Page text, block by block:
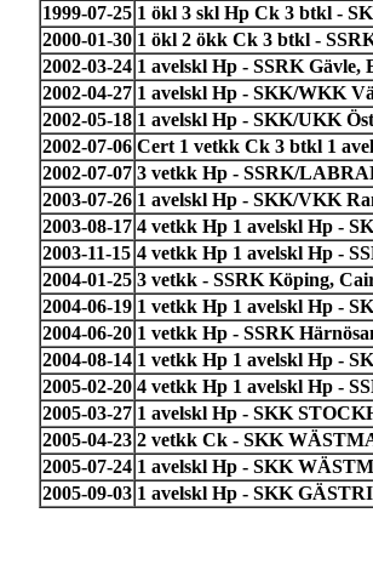
1999-07-25 1 ökl 3 skl Hp Ck 3 btkl -
2000-01-30 1 ökl 2 ökk Ck 3 btkl -
2002-03-24 1 avelskl Hp - SSRK Gävle,
2002-04-27 1 avelskl Hp - SKK/WKK
2002-05-18 1 avelskl Hp - SKK/UKK
2002-07-06 Cert 1 vetkk Ck 3 btkl 1
2002-07-07 3 vetkk Hp - SSRK/
2003-07-26 1 avelskl Hp - SKK/VKK
2003-08-17 4 vetkk Hp 1 avelskl Hp -
2003-11-15 4 vetkk Hp 1 avelskl Hp -
2004-01-25 3 vetkk - SSRK Köping,
2004-06-19 1 vetkk Hp 1 avelskl Hp -
2004-06-20 1 vetkk Hp - SSRK
2004-08-14 1 vetkk Hp 1 avelskl Hp -
2005-02-20 4 vetkk Hp 1 avelskl Hp -
2005-03-27 1 avelskl Hp - SKK
2005-04-23 2 vetkk Ck - SKK
2005-07-24 1 avelskl Hp - SKK
2005-09-03 1 avelskl Hp - SKK